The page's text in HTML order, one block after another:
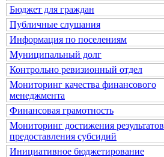
Бюджет для граждан
Публичные слушания
Информация по поселениям
Муниципальный долг
Контрольно ревизионный отдел
Мониторинг качества финансового
менеджмента
Финансовая грамотность
Мониторинг достижения результатов
предоставления субсидий
Инициативное бюджетирование